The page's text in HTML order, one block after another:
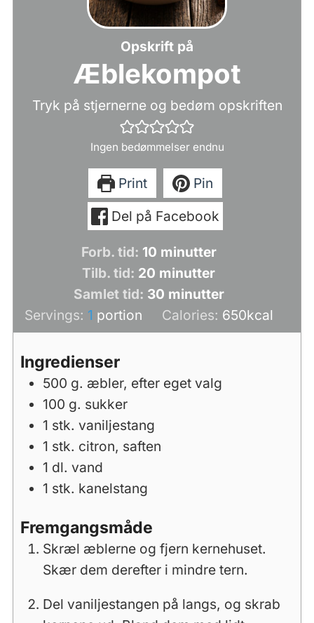
Opskrift på
Æblekompot
Tryk på stjernerne og bedøm opskriften
Ingen bedømmelser endnu
Print
Pin
Del på Facebook
Forb. tid: 10minutter
minutter
Tilb. tid: 20 minutter
minutter
Samlet tid: 30minutter
minutter
Servings: 1 portion Calories: 650kcal
Ingredienser
500 g. æbler, efter eget valg
100 g. sukker
1 stk. vaniljestang
1 stk. citron, saften
1 dl. vand
1 stk. kanelstang
Fremgangsmåde
Skræl æblerne og fjern kernehuset.
Skær dem derefter i mindre tern.
Del vaniljestangen på langs, og skrab